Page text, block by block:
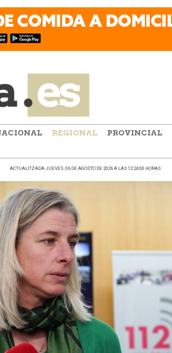
REGIONAL PROVINCIAL
ACTUALITZADA JUEVES, 06 DE AGOSTO DE 2026 A LAS 12:24:00 HORAS